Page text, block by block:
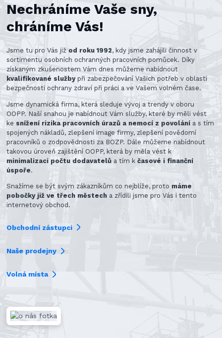
Nechráníme Vaše sny,
chráníme Vás!
Jsme tu pro Vás již od roku 1992, kdy jsme zahájili činnost v
sortimentu osobních ochranných pracovních pomůcek. Díky
získaným zkušenostem Vám dnes můžeme nabídnout
kvalifikované službypři zabezpečování Vašich potřeb v oblasti
bezpečnosti ochrany zdraví při práci a ve Vašem volném čase.
Jsme dynamická firma, která sleduje vývoj a trendy v oboru
OOPP. Naší snahou je nabídnout Vám služby, které by měli vést
ke snížení rizika pracovních úrazů a nemocí z povolání a s tím
spojených nákladů, zlepšení image firmy, zlepšení povědomí
pracovníků o zodpovědnosti za BOZP. Dále můžeme nabídnout
takovou úroveň zajištění OOPP, která by měla vést k
minimalizaci počtu dodavatelů a tím kčasové i finanční
úspoře.
Snažíme se být svým zákazníkům co nejblíže, proto máme
pobočky již ve třech městech a zřídili jsme pro Vás i tento
internetový obchod.
Obchodní zástupci
Naše prodejny
Volná místa